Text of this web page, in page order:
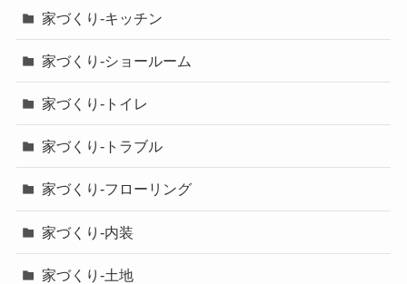
家づくり-キッチン
家づくり-ショールーム
家づくり-トイレ
家づくり-トラブル
家づくり-フローリング
家づくり-内装
家づくり-土地